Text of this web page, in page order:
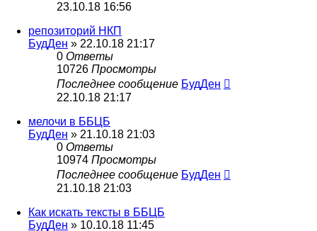
23.10.18 16:56
репозиторий НКП
БудДен » 22.10.18 21:17
0 Ответы
10726 Просмотры
Последнее сообщение БудДен
22.10.18 21:17
мелочи в ББЦБ
БудДен » 21.10.18 21:03
0 Ответы
10974 Просмотры
Последнее сообщение БудДен
21.10.18 21:03
Как искать тексты в ББЦБ
БудДен » 10.10.18 11:45